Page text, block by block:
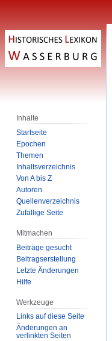
Inhalte
Startseite
Epochen
Themen
Inhaltsverzeichnis
Von A bis Z
Autoren
Quellenverzeichnis
Zufällige Seite
Mitmachen
Beiträge gesucht
Beitragserstellung
Letzte Änderungen
Hilfe
Werkzeuge
Links auf diese Seite
Änderungen an
verlinkten Seiten